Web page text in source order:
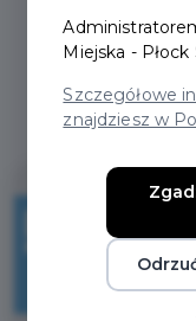
Miejska - Płock
Szczegółowe
znajdziesz w